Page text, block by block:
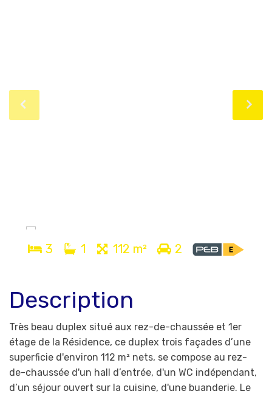
3 1 112 m² 2
Description
Très beau duplex situé aux rez-de-chaussée et 1er
étage de la Résidence, ce duplex trois façades d’une
superficie d'environ 112 m² nets, se compose au rez-
de-chaussée d'un hall d’entrée, d'un WC indépendant,
d’un séjour ouvert sur la cuisine, d'une buanderie. Le